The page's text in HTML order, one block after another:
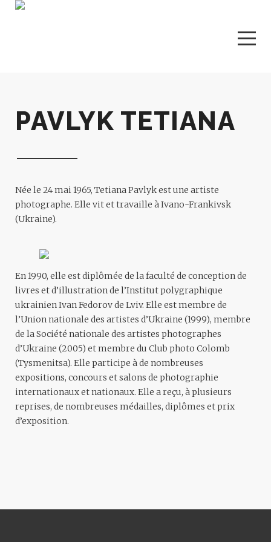
PAVLYK TETIANA
Née le 24 mai 1965, Tetiana Pavlyk est une artiste
photographe. Elle vit et travaille à Ivano-Frankivsk
(Ukraine).
En 1990, elle est diplômée de la faculté de conception de
livres et d’illustration de l’Institut polygraphique
ukrainien Ivan Fedorov de Lviv. Elle est membre de
l’Union nationale des artistes d’Ukraine (1999), membre
de la Société nationale des artistes photographes
d’Ukraine (2005) et membre du Club photo Colomb
(Tysmenitsa). Elle participe à de nombreuses
expositions, concours et salons de photographie
internationaux et nationaux. Elle a reçu, à plusieurs
reprises, de nombreuses médailles, diplômes et prix
d’exposition.